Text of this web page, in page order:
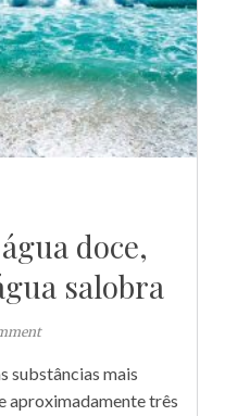
doce,
salobra
substâncias mais
aproximadamente três